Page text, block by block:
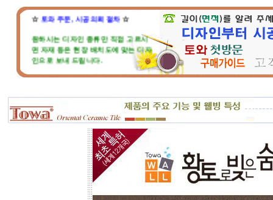
원하시는 디자인 종류만 직접 고르시
면 자재 등은 현장 배치도에 맞는 디자
인으로 보내 드립니다.
현장 벽체와 크기가 맞지 않는다고 걱
토와 분청사기 부조 벽화는 일련
번호가 있으니, 근처에 타일공을 불러
직접 시공하시고, 번거러워 저희 시공
팀에 의뢰하시면, 시공 포함한 세부 견
포인트 벽화는 토아트에서..
고객님 댁, 벽체 가로세로 크기를 줄자